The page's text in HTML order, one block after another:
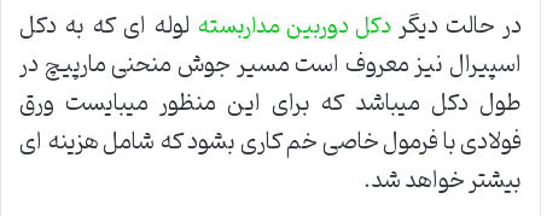
در حالت دیگردکل دوربین مداربسته لوله ای که به دکل
اسپیرال نیز معروف است مسیر جوش منحنی مارپیچ در
طول دکل میباشد که برای این منظور میبایست ورق
فولادی با فرمول خاصی خم کاری بشود که شامل هزینه ای
بیشتر خواهد شد.